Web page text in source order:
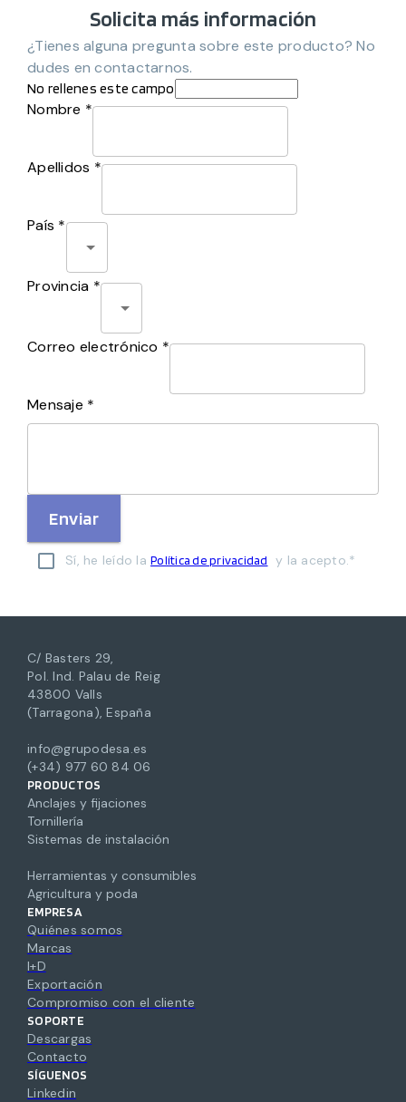
Solicita más información
¿Tienes alguna pregunta sobre este producto? No
dudes en contactarnos.
No rellenes este campo
Nombre *
Apellidos *
País *
Provincia *
Correo electrónico *
Mensaje *
Enviar
Sí, he leído la Política de privacidad y la acepto.*
C/ Basters 29,
Pol. Ind. Palau de Reig
43800 Valls
(Tarragona), España
info@grupodesa.es
(+34) 977 60 84 06
PRODUCTOS
Anclajes y fijaciones
Tornillería
Sistemas de instalación
Herramientas y consumibles
Agricultura y poda
EMPRESA
Quiénes somos
Marcas
I+D
Exportación
Compromiso con el cliente
SOPORTE
Descargas
Contacto
SÍGUENOS
Linkedin